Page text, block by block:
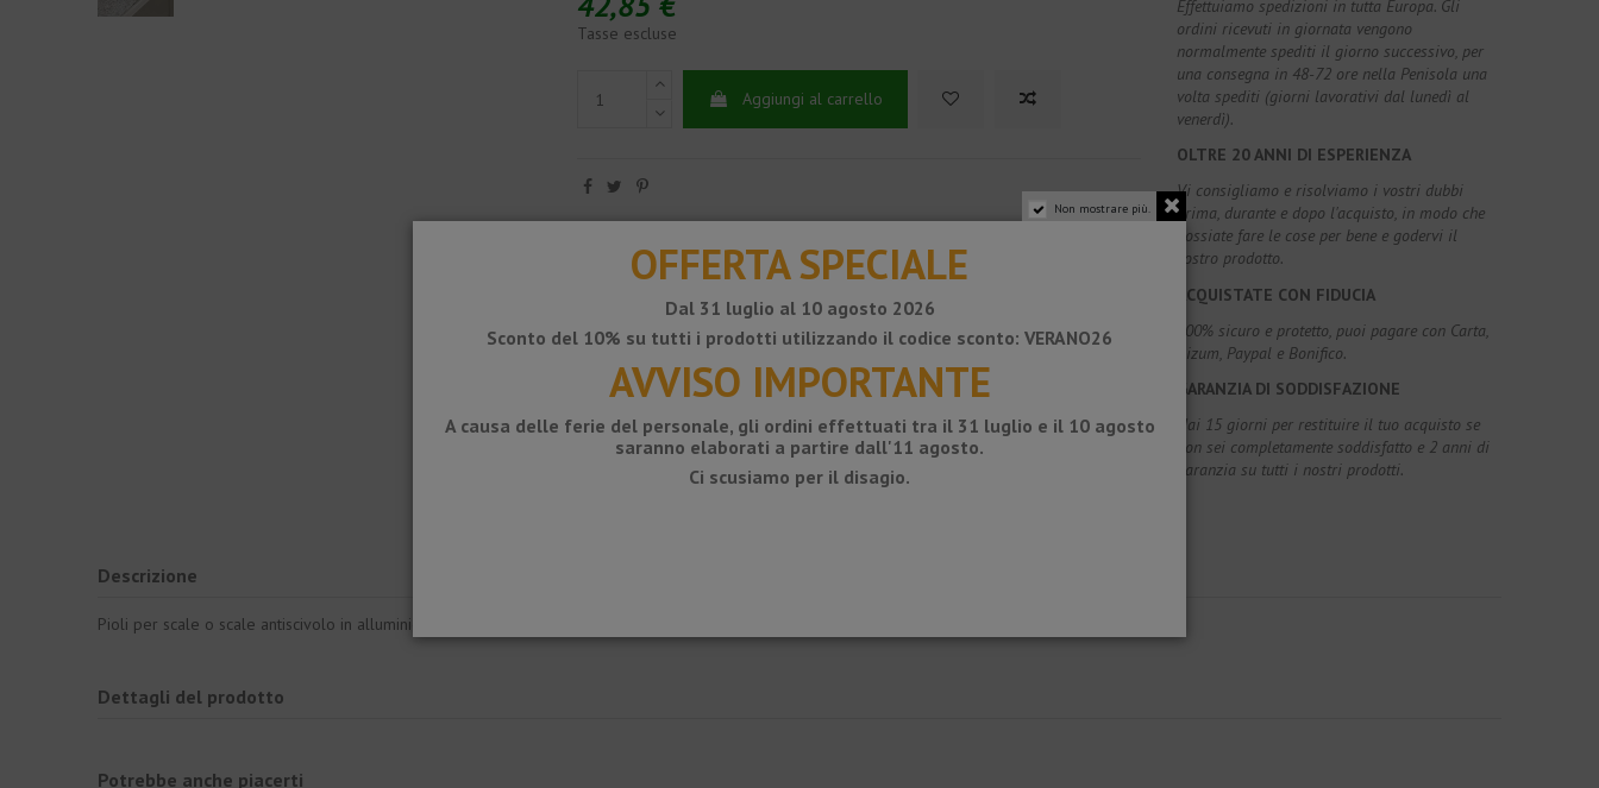
Tasse escluse
Aggiungi al carrello
Effettuiamo spedizioni in tutta Europa. Gli
ordini ricevuti in giornata vengono
normalmente spediti il giorno successivo, per
una consegna in 48-72 ore nella Penisola una
volta spediti (giorni lavorativi dal lunedì al
venerdì).
OLTRE 20 ANNI DI ESPERIENZA
Vi consigliamo e risolviamo i vostri dubbi
prima, durante e dopo l'acquisto, in modo che
possiate fare le cose per bene e godervi il
vostro prodotto.
ACQUISTATE CON FIDUCIA
100% sicuro e protetto, puoi pagare con Carta,
Bizum, Paypal e Bonifico.
GARANZIA DI SODDISFAZIONE
Hai 15 giorni per restituire il tuo acquisto se
non sei completamente soddisfatto e 2 anni di
garanzia su tutti i nostri prodotti.
Descrizione
Pioli per scale o scale antiscivolo in alluminio conformi alle norme di sicurezza.
Dettagli del prodotto
Potrebbe anche piacerti
Non mostrare più.
OFFERTA SPECIALE
Dal 31 luglio al 10 agosto 2026
Sconto del 10% su tutti i prodotti utilizzando il codice sconto: VERANO26
AVVISO IMPORTANTE
A causa delle ferie del personale, gli ordini effettuati tra il 31 luglio e il 10 agosto
saranno elaborati a partire dall'11 agosto.
Ci scusiamo per il disagio.